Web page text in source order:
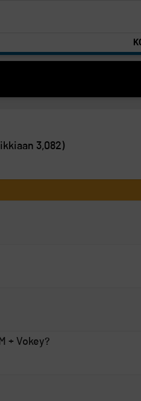
3,082)
+ Vokey?